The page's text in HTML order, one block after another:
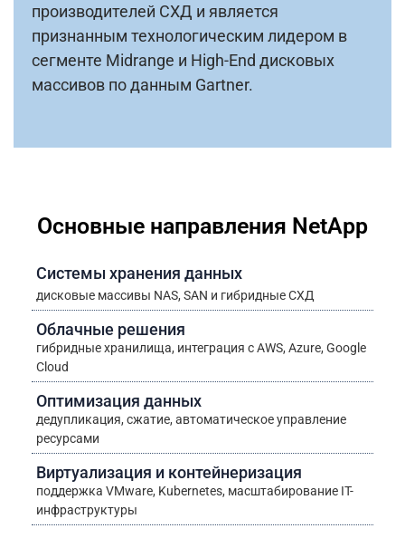
производителей СХД и является
признанным технологическим лидером в
сегменте Midrange и High-End дисковых
массивов по данным Gartner.
Основные направления NetApp
Системы хранения данных
дисковые массивы NAS, SAN и гибридные СХД
Облачные решения
гибридные хранилища, интеграция с AWS, Azure, Google
Cloud
Оптимизация данных
дедупликация, сжатие, автоматическое управление
ресурсами
Виртуализация и контейнеризация
поддержка VMware, Kubernetes, масштабирование IT-
инфраструктуры